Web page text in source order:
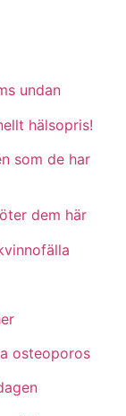
undan
hälsopris!
som de har
dem här
osteoporos